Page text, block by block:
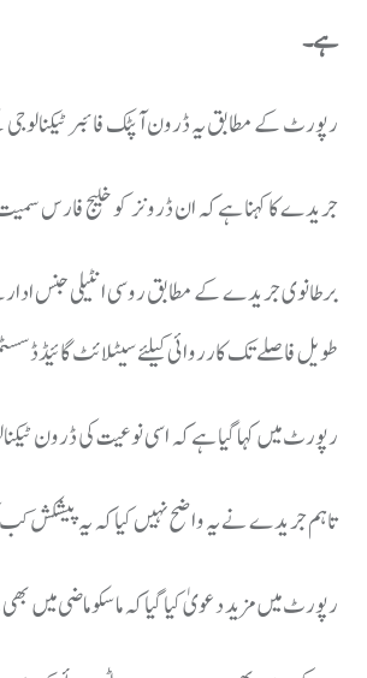
ہے۔
رپورٹ کے مطابق یہ ڈرون آپٹک فائبر ٹیکنالوجی
جریدے کا کہنا ہے کہ ان ڈرونز کو خلیج فارس سمیت
برطانوی جریدے کے مطابق روسی انٹیلی جنس ادارے
طویل فاصلے تک کارروائی کیلئے سیٹلائٹ گائیڈڈ
رپورٹ میں کہا گیا ہے کہ اسی نوعیت کی ڈرون
تاہم جریدے نے یہ واضح نہیں کیا کہ یہ پیشکش کب
رپورٹ میں مزید دعویٰ کیا گیا کہ ماسکو ماضی میں